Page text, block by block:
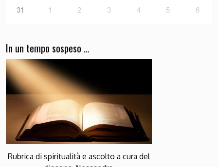
31 1 2 3 4 5 6
In un tempo sospeso …
Rubrica di spiritualità e ascolto a cura del